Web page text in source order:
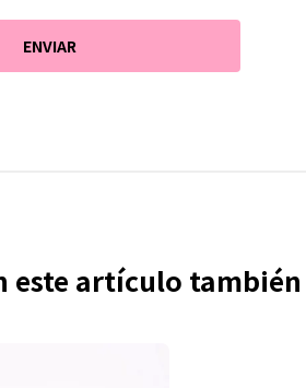
este artículo